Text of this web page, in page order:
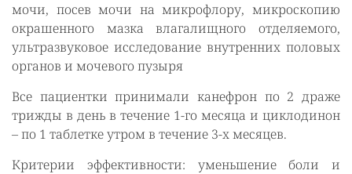
мочи, посев мочи на микрофлору, микроскопию
окрашенного мазка влагалищного отделяемого,
ультразвуковое исследование внутренних половых
органов и мочевого пузыря
Все пациентки принимали канефрон по 2 драже
трижды в день в течение 1-го месяца и циклодинон
– по 1 таблетке утром в течение 3-х месяцев.
Критерии эффективности: уменьшение боли и